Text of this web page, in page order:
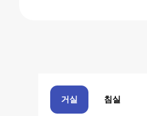
거실 침실